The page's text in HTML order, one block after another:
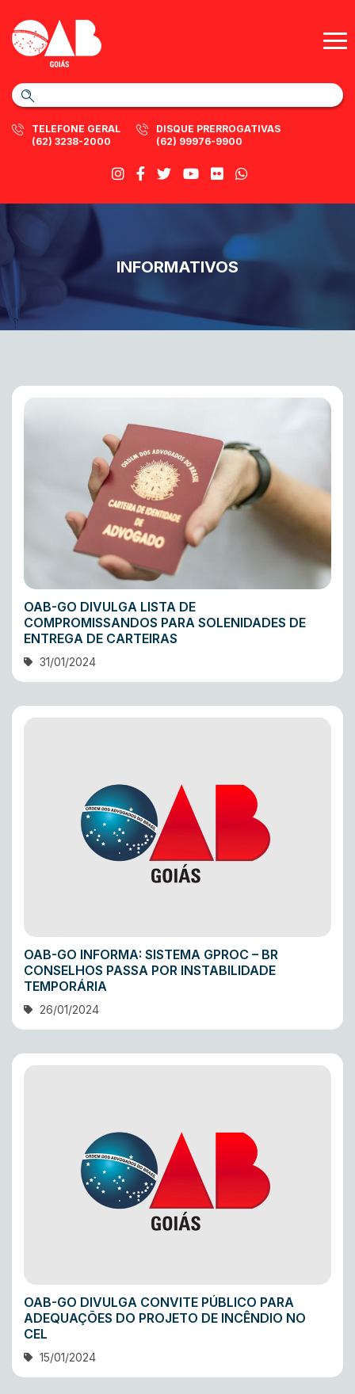
TELEFONE GERAL
(62) 3238-2000
DISQUE PRERROGATIVAS
(62) 99976-9900
INFORMATIVOS
OAB-GO DIVULGA LISTA DE
COMPROMISSANDOS PARA SOLENIDADES DE
ENTREGA DE CARTEIRAS
31/01/2024
OAB-GO INFORMA: SISTEMA GPROC – BR
CONSELHOS PASSA POR INSTABILIDADE
TEMPORÁRIA
26/01/2024
OAB-GO DIVULGA CONVITE PÚBLICO PARA
ADEQUAÇÕES DO PROJETO DE INCÊNDIO NO
CEL
15/01/2024